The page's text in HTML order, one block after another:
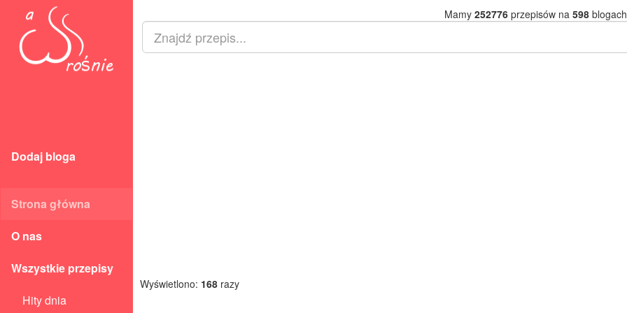
Dodaj bloga
Strona główna
O nas
Wszystkie przepisy
Hity dnia
Mamy 252776przepisów na 598
Wyświetlono: 168 razy